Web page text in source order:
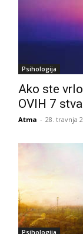
Psihologija
Ako ste
OVIH 7
Atma - 28. travnja
Psihologija